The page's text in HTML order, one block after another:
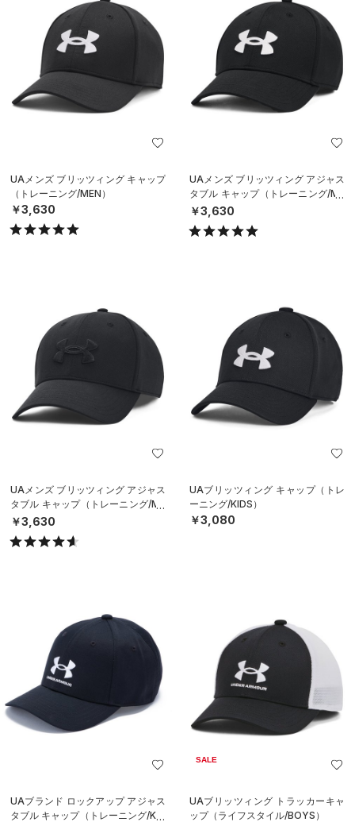
UAメンズ ブリッツィング キャップ
（トレーニング/MEN）
￥3,630
UAメンズ ブリッツィング アジャス
タブル キャップ（トレーニング/ME
N）
￥3,630
UAメンズ ブリッツィング アジャス
タブル キャップ（トレーニング/ME
N）
￥3,630
UAブリッツィング キャップ（トレ
ーニング/KIDS）
￥3,080
UAブランド ロックアップ アジャス
タブル キャップ（トレーニング/KID
SALE
UAブリッツィング トラッカーキャ
ップ（ライフスタイル/BOYS）